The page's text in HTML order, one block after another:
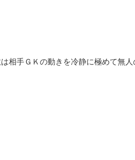
相手ＧＫの動きを冷静に極めて無